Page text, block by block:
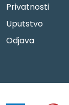
Privatnosti
Uputstvo
Odjava